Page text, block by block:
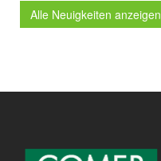
Alle Neuigkeiten anzeigen